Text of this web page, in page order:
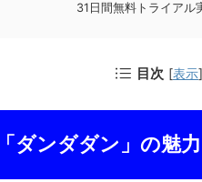
31日間無料トライアル
目次 [表示]
ダンダダン」の魅